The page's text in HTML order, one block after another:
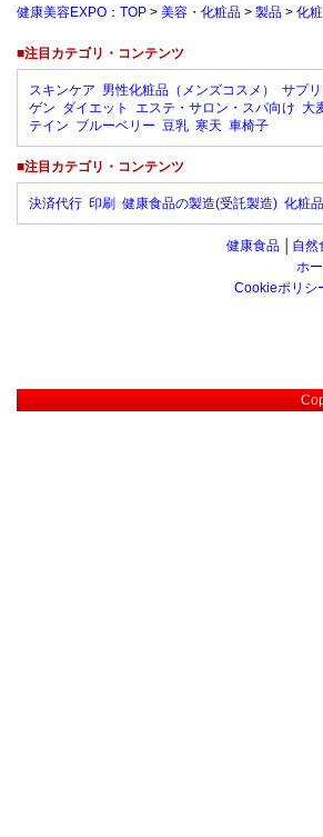
健康美容EXPO：TOP > 美容・化粧品 > 製品 > 化
■注目カテゴリ・コンテンツ
スキンケア 男性化粧品（メンズコスメ） サプ
ゲン ダイエット エステ・サロン・スパ向け 大
テイン ブルーベリー 豆乳 寒天 車椅子
■注目カテゴリ・コンテンツ
決済代行 印刷 健康食品の製造(受託製造) 化粧品
健康食品 自然
ホ
Cookieポリシ